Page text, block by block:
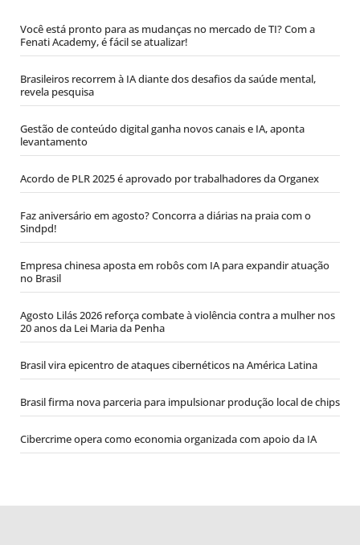
Você está pronto para as mudanças no mercado de TI? Com a
Fenati Academy, é fácil se atualizar!
Brasileiros recorrem à IA diante dos desafios da saúde mental,
revela pesquisa
Gestão de conteúdo digital ganha novos canais e IA, aponta
levantamento
Acordo de PLR 2025 é aprovado por trabalhadores da Organex
Faz aniversário em agosto? Concorra a diárias na praia com o
Sindpd!
Empresa chinesa aposta em robôs com IA para expandir atuação
no Brasil
Agosto Lilás 2026 reforça combate à violência contra a mulher nos
20 anos da Lei Maria da Penha
Brasil vira epicentro de ataques cibernéticos na América Latina
Brasil firma nova parceria para impulsionar produção local de chips
Cibercrime opera como economia organizada com apoio da IA